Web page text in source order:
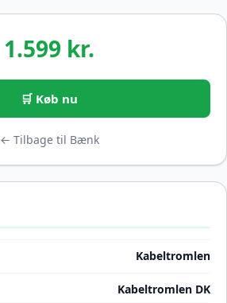
1.599 kr.
🛒 Køb nu
← Tilbage til Bænk
Kabeltromlen
Kabeltromlen DK